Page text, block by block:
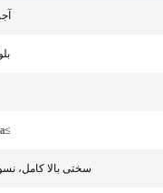
آجر خاک رس ضد
بلوک یا آجر پیش
سختی بالا کامل، نسوز بالا، ضد ساینده